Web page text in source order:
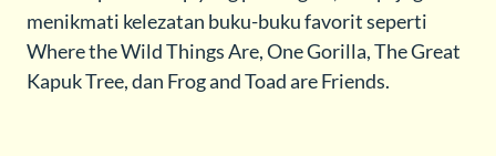
menikmati kelezatan buku-buku favorit seperti
Where the Wild Things Are, One Gorilla, The Great
Kapuk Tree, dan Frog and Toad are Friends.